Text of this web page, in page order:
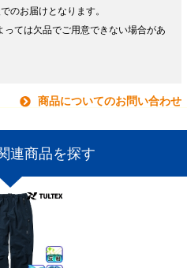
のお届けとなります。
っては欠品でご用意できない場合があ
商品についてのお問い合わせ
連商品を探す